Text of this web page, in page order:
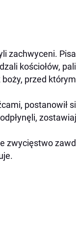
zachwyceni.
kościołów,
przed
postanowił
zwycięstwo